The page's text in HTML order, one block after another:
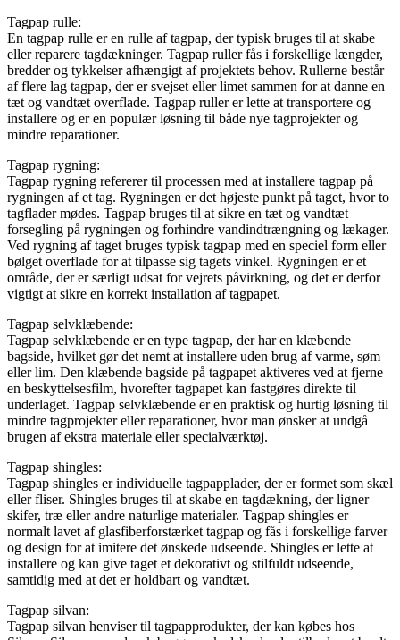
Tagpap rulle:
En tagpap rulle er en rulle af tagpap, der typisk bruges til at skabe
eller reparere tagdækninger. Tagpap ruller fås i forskellige længder,
bredder og tykkelser afhængigt af projektets behov. Rullerne består
af flere lag tagpap, der er svejset eller limet sammen for at danne en
tæt og vandtæt overflade. Tagpap ruller er lette at transportere og
installere og er en populær løsning til både nye tagprojekter og
mindre reparationer.
Tagpap rygning:
Tagpap rygning refererer til processen med at installere tagpap på
rygningen af et tag. Rygningen er det højeste punkt på taget, hvor to
tagflader mødes. Tagpap bruges til at sikre en tæt og vandtæt
forsegling på rygningen og forhindre vandindtrængning og lækager.
Ved rygning af taget bruges typisk tagpap med en speciel form eller
bølget overflade for at tilpasse sig tagets vinkel. Rygningen er et
område, der er særligt udsat for vejrets påvirkning, og det er derfor
vigtigt at sikre en korrekt installation af tagpapet.
Tagpap selvklæbende:
Tagpap selvklæbende er en type tagpap, der har en klæbende
bagside, hvilket gør det nemt at installere uden brug af varme, søm
eller lim. Den klæbende bagside på tagpapet aktiveres ved at fjerne
en beskyttelsesfilm, hvorefter tagpapet kan fastgøres direkte til
underlaget. Tagpap selvklæbende er en praktisk og hurtig løsning til
mindre tagprojekter eller reparationer, hvor man ønsker at undgå
brugen af ekstra materiale eller specialværktøj.
Tagpap shingles:
Tagpap shingles er individuelle tagpapplader, der er formet som skæl
eller fliser. Shingles bruges til at skabe en tagdækning, der ligner
skifer, træ eller andre naturlige materialer. Tagpap shingles er
normalt lavet af glasfiberforstærket tagpap og fås i forskellige farver
og design for at imitere det ønskede udseende. Shingles er lette at
installere og kan give taget et dekorativt og stilfuldt udseende,
samtidig med at det er holdbart og vandtæt.
Tagpap silvan:
Tagpap silvan henviser til tagpapprodukter, der kan købes hos